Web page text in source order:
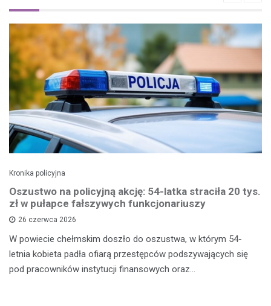
Kronika policyjna
Oszustwo na policyjną akcję: 54-latka straciła 20 tys.
zł w pułapce fałszywych funkcjonariuszy
26 czerwca 2026
W powiecie chełmskim doszło do oszustwa, w którym 54-
letnia kobieta padła ofiarą przestępców podszywających się
pod pracowników instytucji finansowych oraz…